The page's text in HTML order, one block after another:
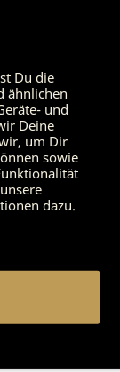
Du die
ähnlichen
und
Deine
um Dir
sowie
dazu.